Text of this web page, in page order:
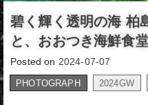
碧く輝く透明の海 柏
と、おおつき海鮮食
Posted on 2024-07-07
PHOTOGRAPH 2024GW